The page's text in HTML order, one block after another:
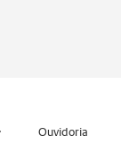
Ouvidoria